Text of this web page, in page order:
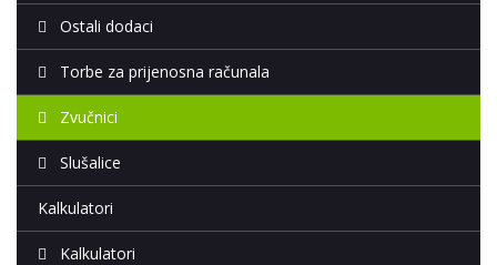
Ostali dodaci
Torbe za prijenosna računala
Zvučnici
Slušalice
Kalkulatori
Kalkulatori